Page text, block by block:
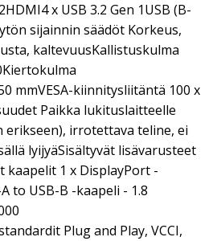
x USB 3.2 Gen 1USB (B-
sijainnin säädöt Korkeus,
kaltevuusKallistuskulma
mmVESA-kiinnitysliitäntä 100 x
Paikka lukituslaitteelle
erikseen), irrotettava teline, ei
lyijyäSisältyvät lisävarusteet
kaapelit 1 x DisplayPort -
to USB-B -kaapeli - 1.8
Plug and Play, VCCI,